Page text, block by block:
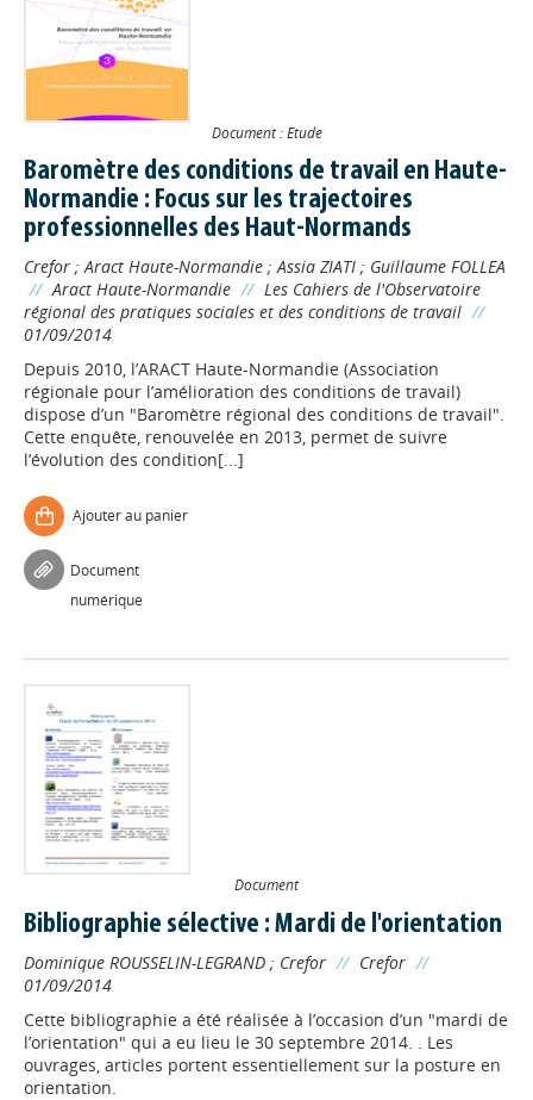
Document : Etude
Baromètre des conditions de travail en Haute-
Normandie : Focus sur les trajectoires
professionnelles des Haut-Normands
Crefor ;Aract Haute-Normandie ;Assia ZIATI ; Guillaume FOLLEA
// Aract Haute-Normandie // Les Cahiers de l'Observatoire
régional des pratiques sociales et des conditions de travail //
01/09/2014
Depuis 2010, l’ARACT Haute-Normandie (Association
régionale pour l’amélioration des conditions de travail)
dispose d’un "Baromètre régional des conditions de travail".
Cette enquête, renouvelée en 2013, permet de suivre
l’évolution des condition[...]
Ajouter au panier
Document
numérique
Document
Bibliographie sélective : Mardi de l'orientation
Dominique ROUSSELIN-LEGRAND ; Crefor // Crefor //
01/09/2014
Cette bibliographie a été réalisée à l’occasion d’un "mardi de
l’orientation" qui a eu lieu le 30 septembre 2014. . Les
ouvrages, articles portent essentiellement sur la posture en
orientation.